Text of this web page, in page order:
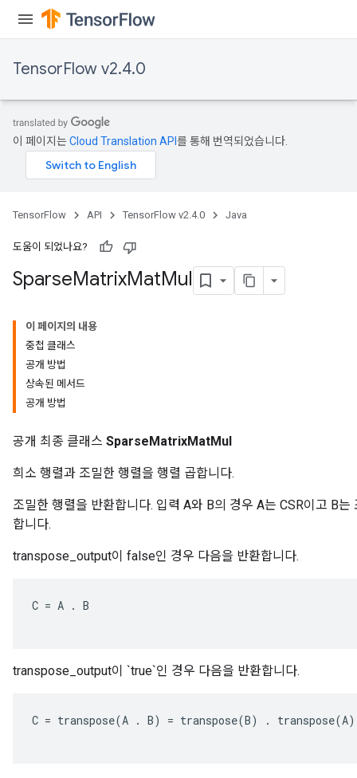
TensorFlow v2.4.0
이 페이지는Cloud Translation API 를 통해 번역되었습니다.
TensorFlow API TensorFlow v2.4.0 Java
도움이 되었나요?
SparseMatrixMatMul
이 페이지의 내용
중첩 클래스
공개 방법
상속된 메서드
공개 방법
공개 최종 클래스 SparseMatrixMatMul
희소 행렬과 조밀한 행렬을 행렬 곱합니다.
조밀한 행렬을 반환합니다. 입력 A와 B의 경우 A는 CSR이고 B
합니다.
transpose_output이 false인 경우 다음을 반환합니다.
C = A . B
transpose_output이 `true`인 경우 다음을 반환합니다.
C = transpose(A . B) = transpose(B) . transpose(A)